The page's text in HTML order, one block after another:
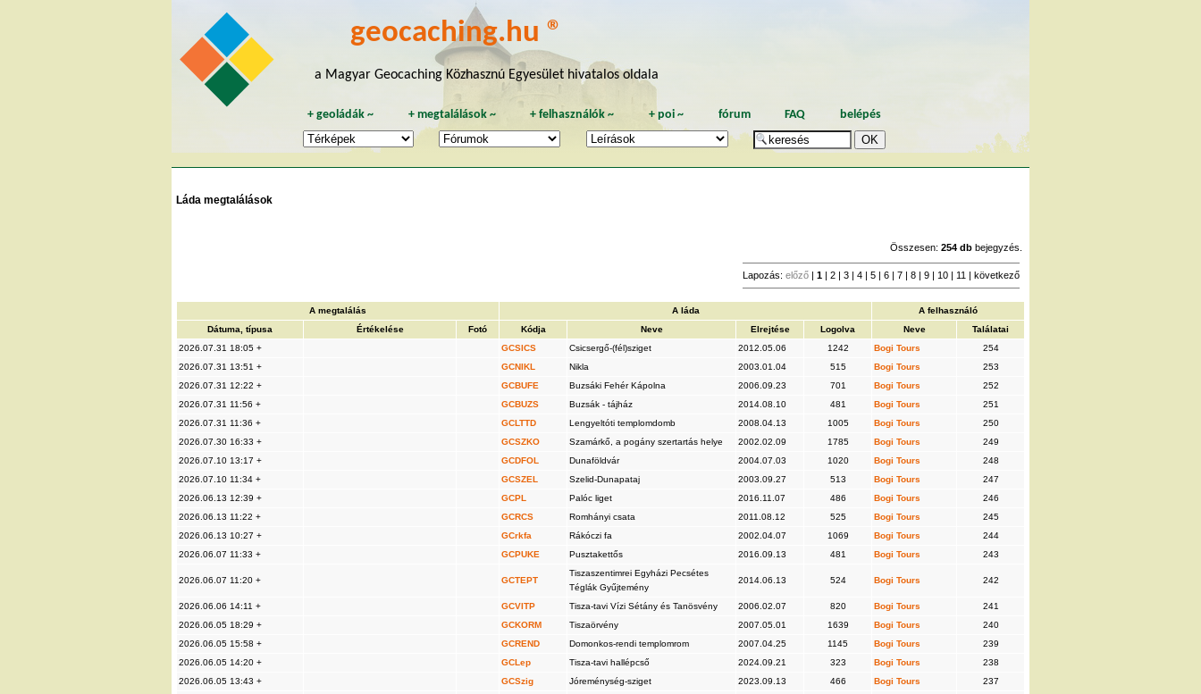
geocaching.hu ®
a Magyar Geocaching Közhasznú Egyesület hivatalos oldala
+geoládák ~ + megtalálások~ +felhasználók ~ + poi~ fórum FAQ belépés
Láda megtalálások
Összesen: 254 db bejegyzés.
Lapozás: előző 1 2 3 4 5 6 7 8 9 10 11 következő
A megtalálás A láda
A felhasználó
Dátuma, típusa
Értékelése Fotó Kódja Neve Elrejtése Logolva Neve
Találatai
2026.07.31 18:05 +
GCSICS Csicsergő-(fél)sziget 2012.05.06 1242 Bogi Tours
254
2026.07.31 13:51 +
GCNIKL Nikla 2003.01.04 515 Bogi Tours
253
2026.07.31 12:22 +
GCBUFE Buzsáki Fehér Kápolna 2006.09.23 701 Bogi Tours
252
2026.07.31 11:56 +
GCBUZS Buzsák - tájház 2014.08.10 481 Bogi Tours
251
2026.07.31 11:36 +
GCLTTD Lengyeltóti templomdomb 2008.04.13 1005 Bogi Tours
250
2026.07.30 16:33 +
GCSZKO Szamárkő, a pogány szertartás helye 2002.02.09 1785 Bogi Tours
249
2026.07.10 13:17 +
GCDFOL Dunaföldvár 2004.07.03 1020 Bogi Tours
248
2026.07.10 11:34 +
GCSZEL Szelid-Dunapataj 2003.09.27 513 Bogi Tours
247
2026.06.13 12:39 +
GCPL Palóc liget 2016.11.07 486 Bogi Tours
246
2026.06.13 11:22 +
GCRCS Romhányi csata 2011.08.12 525 Bogi Tours
245
2026.06.13 10:27 +
GCrkfa Rákóczi fa 2002.04.07 1069 Bogi Tours
244
2026.06.07 11:33 +
GCPUKE Pusztakettős 2016.09.13 481 Bogi Tours 243
2026.06.07 11:20 + GCTEPT
Tiszaszentimrei Egyházi Pecsétes
Téglák Gyűjtemény
2014.06.13 524 Bogi Tours 242
2026.06.06 14:11 + GCVITP Tisza-tavi Vízi Sétány és Tanösvény 2006.02.07 820 Bogi Tours
241
2026.06.05 18:29 +
GCKORM Tiszaörvény 2007.05.01 1639 Bogi Tours
240
2026.06.05 15:58 +
GCREND Domonkos-rendi templomrom 2007.04.25 1145 Bogi Tours
239
2026.06.05 14:20 +
GCLep Tisza-tavi hallépcső 2024.09.21 323 Bogi Tours
238
2026.06.05 13:43 +
GCSzig Jóreménység-sziget 2023.09.13 466 Bogi Tours
237